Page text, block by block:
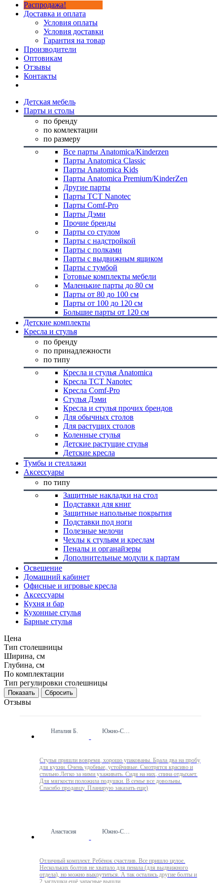
Распродажа!
Доставка и оплата
Условия оплаты
Условия доставки
Гарантия на товар
Производители
Оптовикам
Отзывы
Контакты
Детская мебель
Парты и столы
по бренду
по комлектации
по размеру
Все парты Anatomica/Kinderzen
Парты Anatomica Classic
Парты Anatomica Kids
Парты Anatomica Premium/KinderZen
Другие парты
Парты TCT Nanotec
Парты Comf-Pro
Парты Дэми
Прочие бренды
Парты со стулом
Парты с надстройкой
Парты с полками
Парты с выдвижным ящиком
Парты с тумбой
Готовые комплекты мебели
Маленькие парты до 80 см
Парты от 80 до 100 см
Парты от 100 до 120 см
Большие парты от 120 см
Детские комплекты
Кресла и стулья
по бренду
по принадлежности
по типу
Кресла и стулья Anatomica
Кресла TCT Nanotec
Кресла Comf-Pro
Стулья Дэми
Кресла и стулья прочих брендов
Для обычных столов
Для растущих столов
Коленные стулья
Детские растущие стулья
Детские кресла
Тумбы и стеллажи
Аксессуары
по типу
Защитные накладки на стол
Подставки для книг
Защитные напольные покрытия
Подставки под ноги
Полезные мелочи
Чехлы к стульям и креслам
Пеналы и органайзеры
Дополнительные модули к партам
Освещение
Домашний кабинет
Офисные и игровые кресла
Аксессуары
Кухня и бар
Кухонные стулья
Барные стулья
Цена
Тип столешницы
Ширина, см
Глубина, см
По комплектации
Тип регулировки столешницы
Сбросить
Отзывы
Наталия Б. Южно-Сахалинск
Стулья пришли вовремя, хорошо упакованы. Брала два на пробу
для кухни. Очень удобные, устойчивые. Смотрятся красиво и
стильно.Легко за ними ухаживать. Сидя на них, спина отдыхает.
Для мягкости положила подушки. В семье все довольны.
Спасибо продавцу. Планирую заказать еще)
Анастасия Южно-Сахалинск
Отличный комплект. Ребёнок счастлив. Все пришло целое.
Нескольких болтов не хватало для пенала (для выдвижного
отдела), но можно выкрутиться. А так остались другие болты и
2 заглушки ещё запасные вышли.